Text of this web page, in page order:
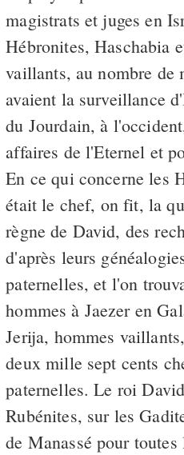
magistrats et juges en
Hébronites, Haschabia
vaillants, au nombre de
avaient la surveillance
du Jourdain, à
affaires de l'Eternel et
En ce qui concerne les
était le chef, on fit, la
règne de David, des
d'après leurs
paternelles, et l'on
hommes à Jaezer en
Jerija, hommes
deux mille sept cents
paternelles. Le roi
Rubénites, sur les
de Manassé pour